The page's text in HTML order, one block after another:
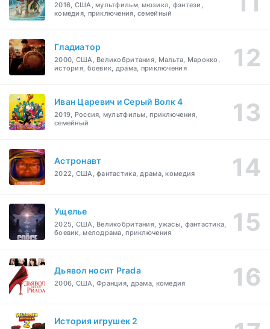
2016, США, мультфильм, мюзикл, фэнтези,
комедия, приключения, семейный
Гладиатор
2000, США, Великобритания, Мальта, Марокко,
история, боевик, драма, приключения
Иван Царевич и Серый Волк 4
2019, Россия, мультфильм, приключения,
семейный
Астронавт
2022, США, фантастика, драма, комедия
Ущелье
2025, США, Великобритания, ужасы, фантастика,
боевик, мелодрама, приключения
Дьявол носит Prada
2006, США, Франция, драма, комедия
История игрушек 2